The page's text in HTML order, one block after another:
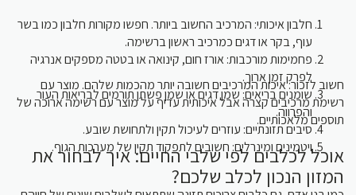
חלבון איכותי: המרכיב החשוב ביותר. חפשו מקורות חלבון כמו בשר
עוף, בקר או דגים כמרכיב ראשון ברשימה.
פחמימות מורכבות: אורז חום, קינואה או בטטה מספקים אנרגיה
לפרק זמן ארוך.
שומנים בריאים: שמן דגים או שמן פשתן תורמים לבריאות העור
והפרווה.
סיבים תזונתיים: עוזרים לעיכול תקין ולתחושת שובע.
ויטמינים ומינרלים: חשובים לתפקוד תקין של מערכות הגוף.
חשוב לזכור: איכות המרכיבים חשובה יותר מהכמות שלהם. מוצר עם
רשימת מרכיבים קצרה אבל איכותית עדיף על מוצר עם רשימה ארוכה של
תוספים מלאכותיים.
אוכל לכלבים לפי שלבי החיים: איך לבחור את
המזון הנכון לכלב שלכם?